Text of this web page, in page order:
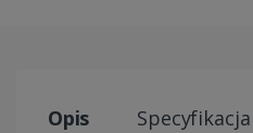
Opis Specyfikacja